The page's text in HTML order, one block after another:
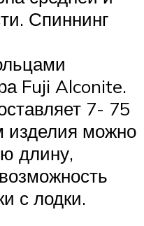
Спиннинг
Fuji Alconite.
7- 75
изделия можно
длину,
с лодки.